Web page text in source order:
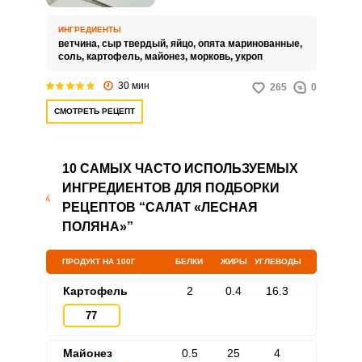
внесет разнообразие в
привычный повседневный
рацион. Приготовление вкусного
ИНГРЕДИЕНТЫ
ветчина, сыр твердый, яйцо, опята маринованные,
соль, картофель, майонез, морковь, укроп
30 мин 265 0
СМОТРЕТЬ РЕЦЕПТ
10 САМЫХ ЧАСТО ИСПОЛЬЗУЕМЫХ
ИНГРЕДИЕНТОВ ДЛЯ ПОДБОРКИ
РЕЦЕПТОВ “САЛАТ «ЛЕСНАЯ
ПОЛЯНА»”
ПРОДУКТ НА 100Г БЕЛКИ ЖИРЫ УГЛЕВОДЫ
Картофель
77
2 0.4 16.3
Майонез 0.5 25 4